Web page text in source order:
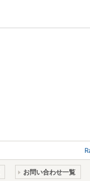
お問い合わせ一覧